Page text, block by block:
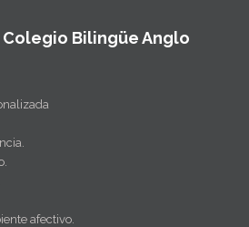
Bilingüe Anglo
afectivo.